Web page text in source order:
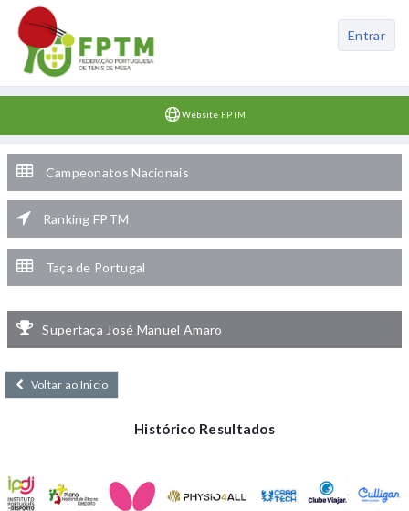
Website FPTM
Entrar
Campeonatos Nacionais
Ranking FPTM
Taça de Portugal
Supertaça José Manuel Amaro
Voltar ao Inicio
Histórico Resultados